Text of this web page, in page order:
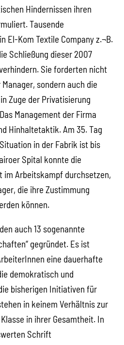
Hindernissen ihren
Tausende
El-Kom Textile Company z.¬B.
Schließung dieser 2007
Sie forderten nicht
sondern auch die
Zuge der Privatisierung
Management der Firma
Hinhaltetaktik. Am 35. Tag
in der Fabrik ist bis
Spital konnte die
im Arbeitskampf durchsetzen,
die ihre Zustimmung
können.
auch 13 sogenannte
gegründet. Es ist
eine dauerhafte
demokratisch und
bisherigen Initiativen für
in keinem Verhältnis zur
in ihrer Gesamtheit. In
Schrift